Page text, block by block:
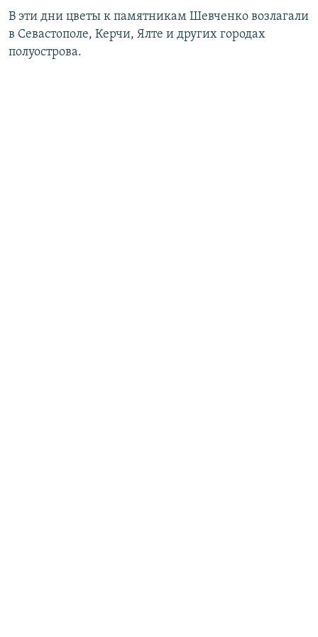
В эти дни цветы к памятникам Шевченко возлагали
в Севастополе, Керчи, Ялте и других городах
полуострова.